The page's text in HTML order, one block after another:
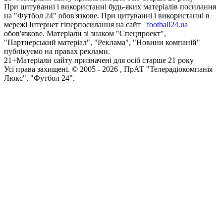
При цитуванні і використанні будь-яких матеріалів посилання
на "Футбол 24" обов'язкове. При цитуванні і використанні в
мережі Інтернет гіперпосилання на сайт
football24.ua
обов'язкове. Матеріали зі знаком "Спецпроект",
"Партнерський матеріал", "Реклама", "Новини компаній"
публікуємо на правах реклами.
21+Матеріали сайту призначені для осіб старше 21 року
Усi права захищенi. © 2005 - 2026 , ПрАТ "Телерадіокомпанія
Люкс". "Футбол 24".